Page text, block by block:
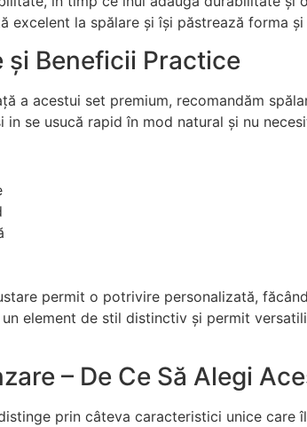
excelent la spălare și își păstrează forma
Beneficii Practice
a acestui set premium, recomandăm
se usucă rapid în mod natural și nu
permit o potrivire personalizată,
element de stil distinctiv și permit
– De Ce Să Alegi
prin câteva caracteristici unice